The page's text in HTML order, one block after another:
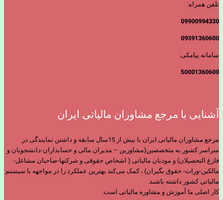
تلفن همراه:
09900994330
09391360600
سامانه پیامکی:
50001360600
آشنایی با مرجع مشاوران مالیاتی ایران
مرجع مشاوران مالیاتی ایران با بیش از 15سال سابقه و داشتن نمایندگی در
سراسر کشور به متخصصین(مشاورین – مدیران مالی و حسابداران-دانشجویان و
فارغ التحصیلان) و مودیان مالیاتی ( اشخاص حقوقی و شرکتها-صاحبان مشاغل-
مالکین-وراث- حقوق بگیران) ، کمک می‌کند بهترین عملکرد را در مواجهه با سیستم
مالیاتی کشور داشته باشند.
کار اصلی ما آموزش و مشاوره مالیاتی است.